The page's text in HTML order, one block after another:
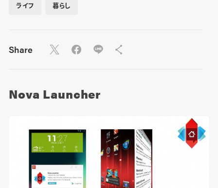
ライフ 暮らし
Share
Nova Launcher